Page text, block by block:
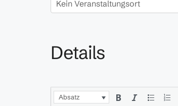
Details
Absatz